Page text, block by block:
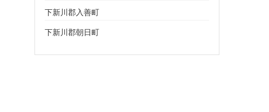
下新川郡入善町
下新川郡朝日町